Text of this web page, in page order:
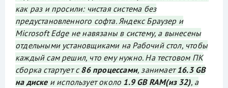
как раз и просили: чистая система без
предустановленного софта. Яндекс Браузер и
Microsoft Edge не навязаны в систему, а вынесены
отдельными установщиками на Рабочий стол, чтобы
каждый сам решил, что ему нужно. На тестовом ПК
сборка стартует с86 процессами, занимает16.3 GB
на дискеи использует около 1.9 GB RAM(из 32), а